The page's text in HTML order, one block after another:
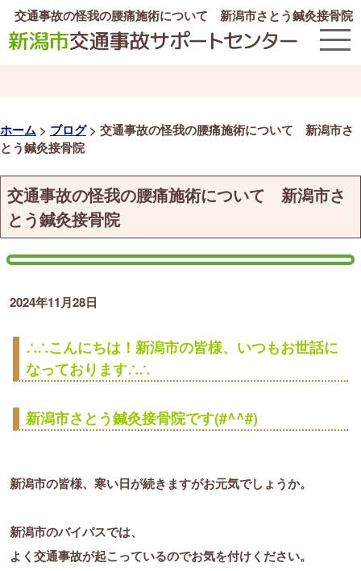
交通事故の怪我の腰痛施術について 新潟市さとう鍼灸接骨院
ホーム > ブログ> 交通事故の怪我の腰痛施術について 新潟市さ
とう鍼灸接骨院
交通事故の怪我の腰痛施術について 新潟市さ
とう鍼灸接骨院
2024年11月28日
∴∴こんにちは！新潟市の皆様、いつもお世話に
なっております∴∴
新潟市さとう鍼灸接骨院です(#^^#)
新潟市の皆様、寒い日が続きますがお元気でしょうか。
新潟市のバイパスでは、
よく交通事故が起こっているのでお気を付けください。